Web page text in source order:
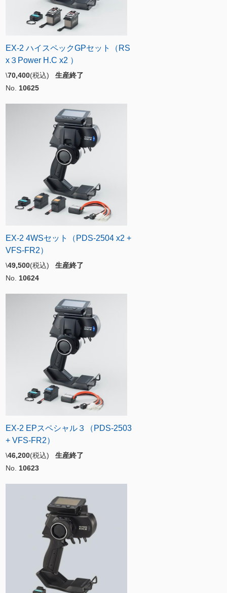
EX-2 ハイスペックGPセット（RS
x３Power H.C x2 ）
\70,400(税込) 生産終了
No. 10625
EX-2 4WSセット（PDS-2504 x2 +
VFS-FR2）
\49,500(税込) 生産終了
No. 10624
EX-2 EPスペシャル３（PDS-2503
+ VFS-FR2）
\46,200(税込) 生産終了
No. 10623